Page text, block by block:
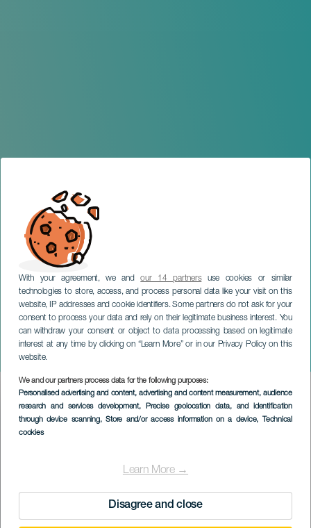
With your agreement, we andour 14 partnersuse cookies or similar
technologies to store, access, and process personal data like your visit on this
website, IP addresses and cookie identifiers. Some partners do not ask for your
consent to process your data and rely on their legitimate business interest. You
can withdraw your consent or object to data processing based on legitimate
interest at any time by clicking on “Learn More” or in our Privacy Policy on this
website.
We and our partners process data for the following purposes:
Personalised advertising and content, advertising and content measurement, audience
research and services development, Precise geolocation data, and identification
through device scanning, Store and/or access information on a device, Technical
cookies
Learn More →
Disagree and close
Carlos e David de Jacoba
in concerto
LANZAROTE
Imagen
Listado